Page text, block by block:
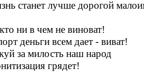
лучше дорогой
в чем не виноват!
всем дает - виват!
милость наш народ
грядет!